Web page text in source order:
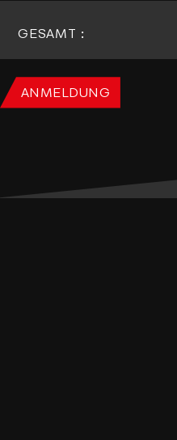
GESAMT :
ANMELDUNG